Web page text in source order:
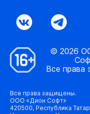
© 2026
Все права
Все права защищены.
ООО «Дион Софт»
420500, Республика